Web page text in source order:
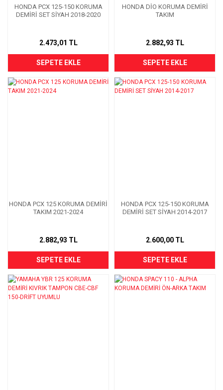
HONDA PCX 125-150 KORUMA
DEMİRİ SET SİYAH 2018-2020
2.473,01 TL
SEPETE EKLE
HONDA DİO KORUMA DEMİRİ
TAKIM
2.882,93 TL
SEPETE EKLE
HONDA PCX 125 KORUMA DEMİRİ
TAKIM 2021-2024
2.882,93 TL
SEPETE EKLE
HONDA PCX 125-150 KORUMA
DEMİRİ SET SİYAH 2014-2017
2.600,00 TL
SEPETE EKLE